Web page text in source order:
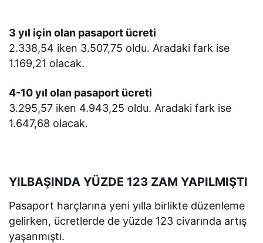
3 yıl için olan pasaport ücreti
2.338,54 iken 3.507,75 oldu. Aradaki fark ise
1.169,21 olacak.
4-10 yıl olan pasaport ücreti
3.295,57 iken 4.943,25 oldu. Aradaki fark ise
1.647,68 olacak.
YILBAŞINDA YÜZDE 123 ZAM YAPILMIŞTI
Pasaport harçlarına yeni yılla birlikte düzenleme
gelirken, ücretlerde de yüzde 123 civarında artış
yaşanmıştı.